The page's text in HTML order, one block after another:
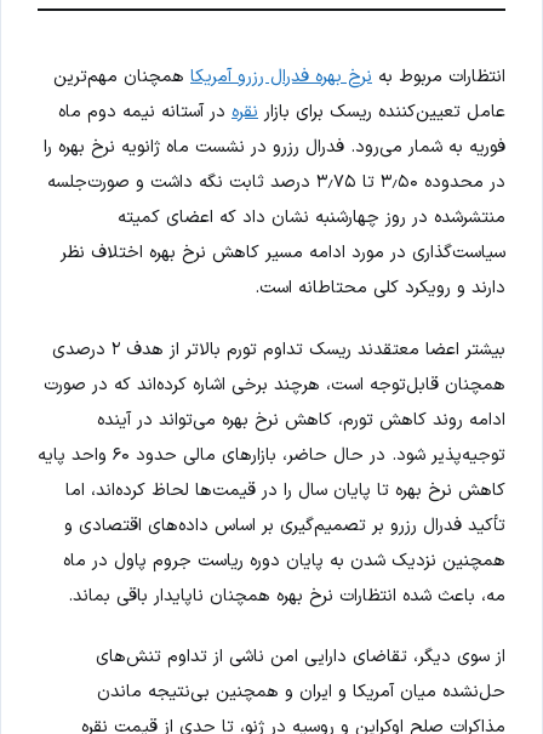
انتظارات مربوط به نرخ بهره فدرال رزرو آمریکا همچنان مهم‌ترین
عامل تعیین‌کننده ریسک برای بازار نقره در آستانه نیمه دوم ماه
فوریه به شمار می‌رود. فدرال رزرو در نشست ماه ژانویه نرخ بهره را
در محدوده ۳٫۵۰ تا ۳٫۷۵ درصد ثابت نگه داشت و صورت‌جلسه
منتشرشده در روز چهارشنبه نشان داد که اعضای کمیته
سیاست‌گذاری در مورد ادامه مسیر کاهش نرخ بهره اختلاف نظر
دارند و رویکرد کلی محتاطانه است.
بیشتر اعضا معتقدند ریسک تداوم تورم بالاتر از هدف ۲ درصدی
همچنان قابل‌توجه است، هرچند برخی اشاره کرده‌اند که در صورت
ادامه روند کاهش تورم، کاهش نرخ بهره می‌تواند در آینده
توجیه‌پذیر شود. در حال حاضر، بازارهای مالی حدود ۶۰ واحد پایه
کاهش نرخ بهره تا پایان سال را در قیمت‌ها لحاظ کرده‌اند، اما
تأکید فدرال رزرو بر تصمیم‌گیری بر اساس داده‌های اقتصادی و
همچنین نزدیک شدن به پایان دوره ریاست جروم پاول در ماه
مه، باعث شده انتظارات نرخ بهره همچنان ناپایدار باقی بماند.
از سوی دیگر، تقاضای دارایی امن ناشی از تداوم تنش‌های
حل‌نشده میان آمریکا و ایران و همچنین بی‌نتیجه ماندن
مذاکرات صلح اوکراین و روسیه در ژنو، تا حدی از قیمت نقره